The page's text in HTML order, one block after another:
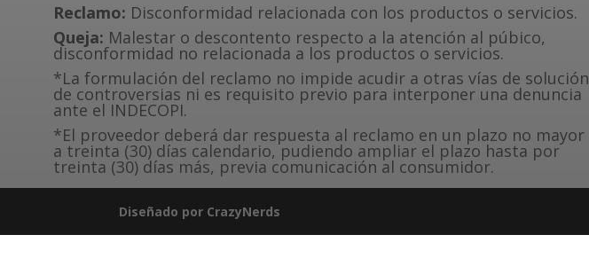
Reclamo: Disconformidad relacionada con los productos o servicios.
Queja: Malestar o descontento respecto a la atención al púbico,
disconformidad no relacionada a los productos o servicios.
*La formulación del reclamo no impide acudir a otras vías de solución
de controversias ni es requisito previo para interponer una denuncia
ante el INDECOPI.
*El proveedor deberá dar respuesta al reclamo en un plazo no mayor
a treinta (30) días calendario, pudiendo ampliar el plazo hasta por
treinta (30) días más, previa comunicación al consumidor.
Diseñado por CrazyNerds